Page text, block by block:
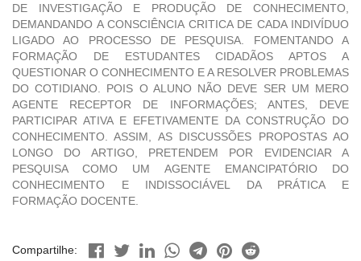
DE INVESTIGAÇÃO E PRODUÇÃO DE CONHECIMENTO,
DEMANDANDO A CONSCIÊNCIA CRITICA DE CADA INDIVÍDUO
LIGADO AO PROCESSO DE PESQUISA. FOMENTANDO A
FORMAÇÃO DE ESTUDANTES CIDADÃOS APTOS A
QUESTIONAR O CONHECIMENTO E A RESOLVER PROBLEMAS
DO COTIDIANO. POIS O ALUNO NÃO DEVE SER UM MERO
AGENTE RECEPTOR DE INFORMAÇÕES; ANTES, DEVE
PARTICIPAR ATIVA E EFETIVAMENTE DA CONSTRUÇÃO DO
CONHECIMENTO. ASSIM, AS DISCUSSÕES PROPOSTAS AO
LONGO DO ARTIGO, PRETENDEM POR EVIDENCIAR A
PESQUISA COMO UM AGENTE EMANCIPATÓRIO DO
CONHECIMENTO E INDISSOCIÁVEL DA PRÁTICA E
FORMAÇÃO DOCENTE.
Compartilhe: